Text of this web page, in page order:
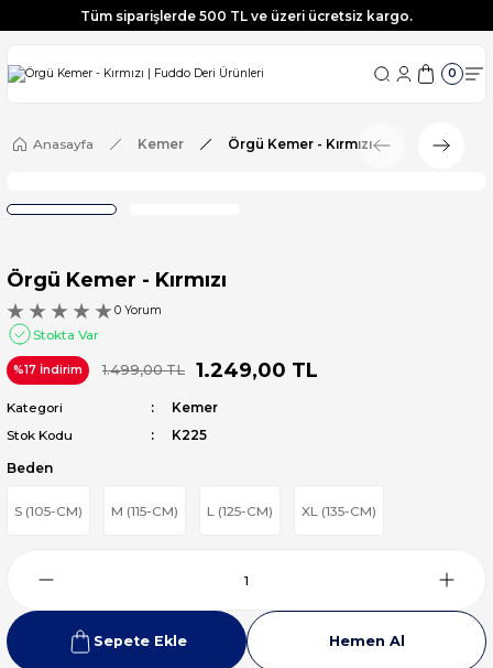
Tüm siparişlerde 500 TL ve üzeri ücretsiz kargo.
0
Anasayfa Kemer Örgü Kemer - Kırmızı
Örgü Kemer - Kırmızı
0 Yorum
Stokta Var
%17 İndirim 1.499,00 TL 1.249,00 TL
Kategori
Kemer
Stok Kodu
K225
Beden
S (105-CM) M (115-CM) L (125-CM) XL (135-CM)
Sepete Ekle Hemen Al